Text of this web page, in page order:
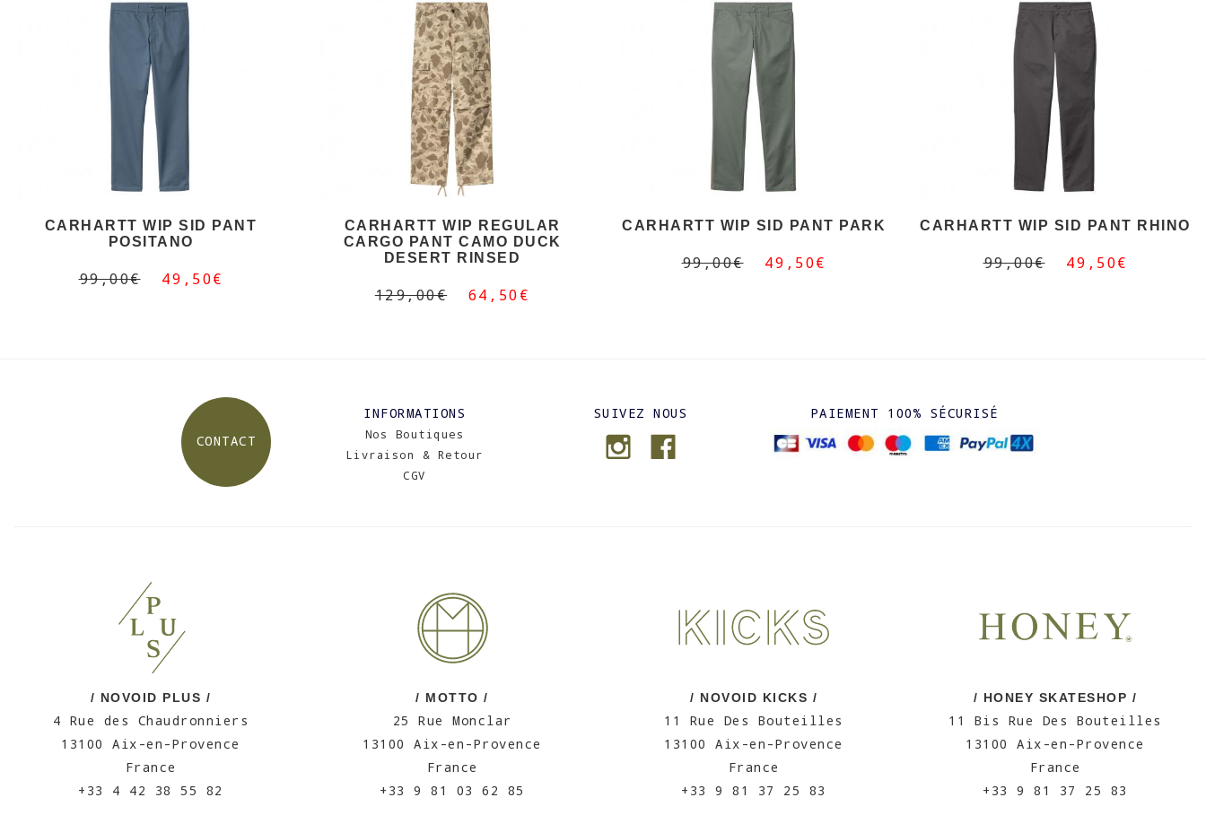
CARHARTT WIP SID PANT
POSITANO
99,00€ 49,50€
CARHARTT WIP REGULAR
CARGO PANT CAMO DUCK
DESERT RINSED
129,00€ 64,50€
CARHARTT WIP SID PANT PARK
99,00€ 49,50€
CARHARTT WIP SID PANT RHINO
99,00€ 49,50€
CONTACT
INFORMATIONS
Nos Boutiques
Livraison & Retour
CGV
SUIVEZ NOUS PAIEMENT 100% SÉCURISÉ
/ NOVOID PLUS /
4 Rue des Chaudronniers
13100 Aix-en-Provence
France
+33 4 42 38 55 82
/ MOTTO /
25 Rue Monclar
13100 Aix-en-Provence
France
+33 9 81 03 62 85
/ NOVOID KICKS /
11 Rue Des Bouteilles
13100 Aix-en-Provence
France
+33 9 81 37 25 83
/ HONEY SKATESHOP /
11 Bis Rue Des Bouteilles
13100 Aix-en-Provence
France
+33 9 81 37 25 83